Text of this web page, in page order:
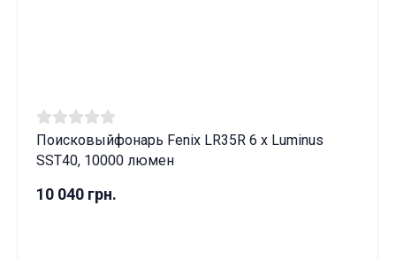
Поисковыйфонарь Fenix LR35R 6 x Luminus
SST40, 10000 люмен
10 040 грн.